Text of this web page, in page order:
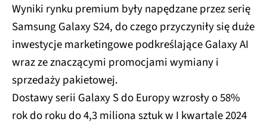
Wyniki rynku premium były napędzane przez serię
Samsung Galaxy S24, do czego przyczyniły się duże
inwestycje marketingowe podkreślające Galaxy AI
wraz ze znaczącymi promocjami wymiany i
sprzedaży pakietowej.
Dostawy serii Galaxy S do Europy wzrosły o 58%
rok do roku do 4,3 miliona sztuk w I kwartale 2024